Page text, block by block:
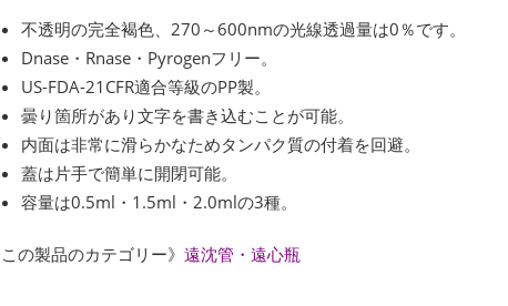
不透明の完全褐色、270～600nmの光線透過量は0％です。
Dnase・Rnase・Pyrogenフリー。
US-FDA-21CFR適合等級のPP製。
曇り箇所があり文字を書き込むことが可能。
内面は非常に滑らかなためタンパク質の付着を回避。
蓋は片手で簡単に開閉可能。
容量は0.5ml・1.5ml・2.0mlの3種。
この製品のカテゴリー》 遠沈管・遠心瓶